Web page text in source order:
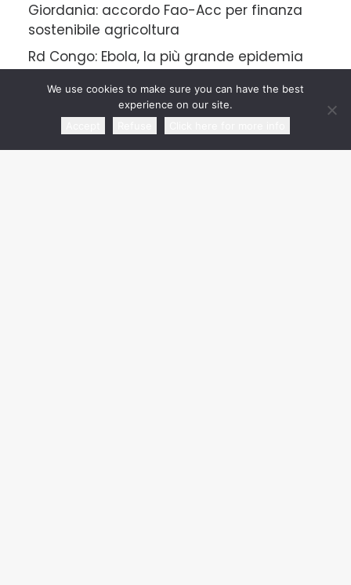
Giordania: accordo Fao-Acc per finanza
sostenibile agricoltura
Rd Congo: Ebola, la più grande epidemia
Marocco: oltre 1.100 migranti arrivati a
Ceuta in una settimana
Etiopia: allarme dall’Onu per l’insicurezza
We use cookies to make sure you can have the best
experience on our site.